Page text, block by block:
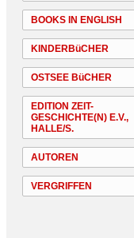
BOOKS IN ENGLISH
KINDERBüCHER
OSTSEE BüCHER
EDITION ZEIT-
GESCHICHTE(N) E.V.,
HALLE/S.
AUTOREN
VERGRIFFEN